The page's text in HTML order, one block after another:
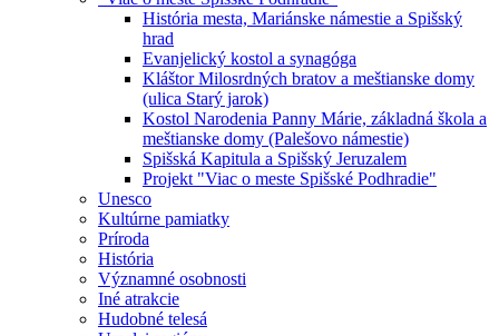
História mesta, Mariánske námestie a Spišský
hrad
Evanjelický kostol a synagóga
Kláštor Milosrdných bratov a meštianske domy
(ulica Starý jarok)
Kostol Narodenia Panny Márie, základná škola a
meštianske domy (Palešovo námestie)
Spišská Kapitula a Spišský Jeruzalem
Projekt "Viac o meste Spišské Podhradie"
Unesco
Kultúrne pamiatky
Príroda
História
Významné osobnosti
Iné atrakcie
Hudobné telesá